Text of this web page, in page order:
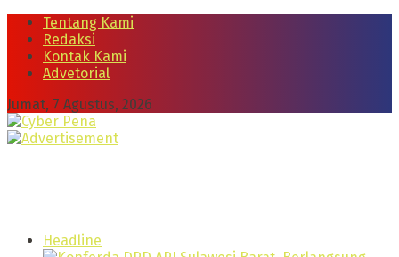
Tentang Kami
Redaksi
Kontak Kami
Advetorial
Jumat, 7 Agustus, 2026
Headline